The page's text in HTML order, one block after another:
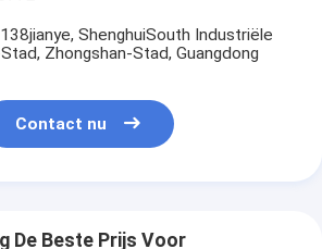
ShenghuiSouth Industriële
Zhongshan-Stad, Guangdong
Contact nu
De Beste Prijs Voor